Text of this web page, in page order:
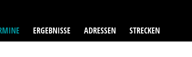
ERGEBNISSE ADRESSEN STRECKEN